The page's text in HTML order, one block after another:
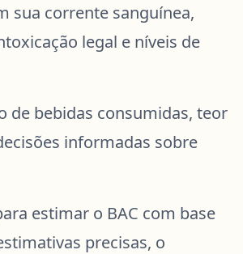
sua corrente sanguínea,
legal e níveis de
de bebidas consumidas, teor
informadas sobre
estimar o BAC com base
precisas, o